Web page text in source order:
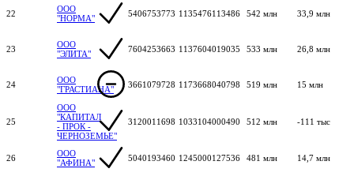
22
ООО
"НОРМА"
5406753773 1135476113486 542 млн 33,9 млн
23
ООО
"ЭЛИТА"
7604253663 1137604019035 533 млн 26,8 млн
24
ООО
"ГРАСТИАНА"
3661079728 1173668040798 519 млн 15 млн
25
ООО
"КАПИТАЛ
- ПРОК -
ЧЕРНОЗЕМЬЕ"
3120011698 1033104000490 512 млн -111 тыс
26
ООО
"АФИНА"
5040193460 1245000127536 481 млн 14,7 млн